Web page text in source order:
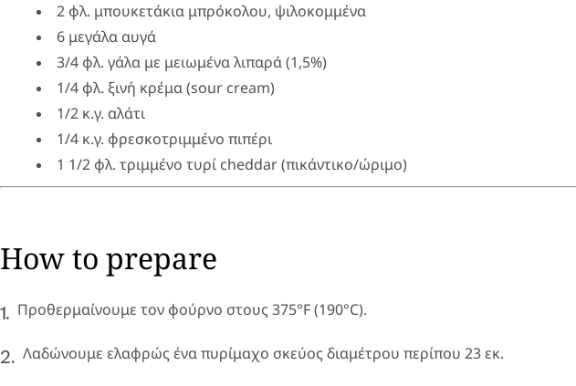
2 φλ. μπουκετάκια μπρόκολου, ψιλοκομμένα
6 μεγάλα αυγά
3/4 φλ. γάλα με μειωμένα λιπαρά (1,5%)
1/4 φλ. ξινή κρέμα (sour cream)
1/2 κ.γ. αλάτι
1/4 κ.γ. φρεσκοτριμμένο πιπέρι
1 1/2 φλ. τριμμένο τυρί cheddar (πικάντικο/ώριμο)
How to prepare
Προθερμαίνουμε τον φούρνο στους 375°F (190°C).
Λαδώνουμε ελαφρώς ένα πυρίμαχο σκεύος διαμέτρου περίπου 23 εκ.